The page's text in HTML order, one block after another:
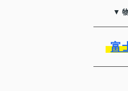
▼
富